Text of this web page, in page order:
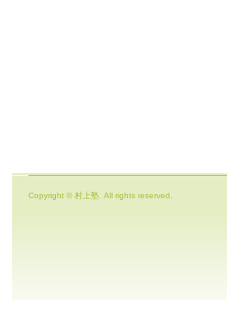
Copyright © 村上塾. All rights reserved.